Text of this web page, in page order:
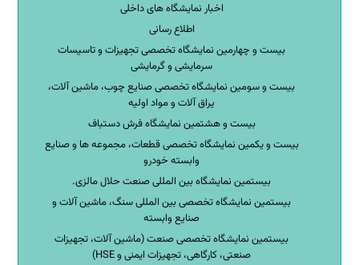
اخبار نمایشگاه های داخلی
اطلاع رسانی
بیست و چهارمین نمایشگاه تخصصی تجهیزات و تاسیسات
سرمایشی و گرمایشی
بیست و سومین نمایشگاه تخصصی صنایع چوب، ماشین آلات،
یراق آلات و مواد اولیه
بیست و هشتمین نمایشگاه فرش دستباف
بیست و یکمین نمایشگاه تخصصی قطعات، مجموعه ها و صنایع
وابسته خودرو
بیستمین نمایشگاه بین المللی صنعت حلال مالزی.
بیستمین نمایشگاه تخصصی بین المللی سنگ، ماشین آلات و
صنایع وابسته
بیستمین نمایشگاه تخصصی صنعت (ماشین آلات، تجهیزات
صنعتی، کارگاهی، تجهیزات ایمنی و HSE)